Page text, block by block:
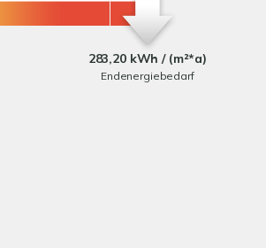
283,20 kWh / (m²*a)
Endenergiebedarf